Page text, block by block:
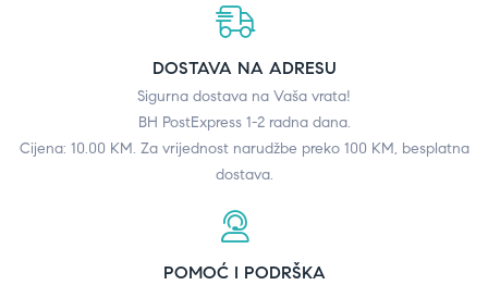
DOSTAVA NA ADRESU
Sigurna dostava na Vaša vrata!
BH PostExpress 1-2 radna dana.
Cijena: 10.00 KM. Za vrijednost narudžbe preko 100 KM, besplatna
dostava.
POMOĆ I PODRŠKA